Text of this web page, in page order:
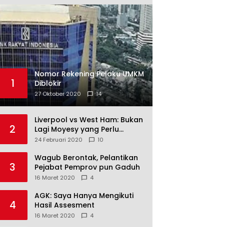
1
Nomor Rekening Pelaku UMKM
Diblokir
27 Oktober 2020 14
2
Liverpool vs West Ham: Bukan
Lagi Moyesy yang Perlu
Ditakuti
24 Februari 2020 10
3
Wagub Berontak, Pelantikan
Pejabat Pemprov pun Gaduh
16 Maret 2020 4
4
AGK: Saya Hanya Mengikuti
Hasil Assesment
16 Maret 2020 4